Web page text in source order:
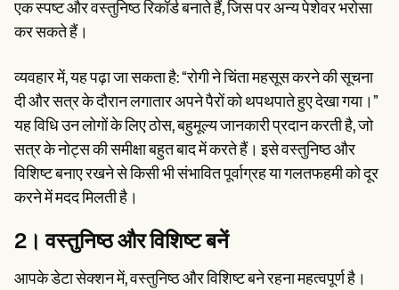
एक स्पष्ट और वस्तुनिष्ठ रिकॉर्ड बनाते हैं, जिस पर अन्य पेशेवर भरोसा
कर सकते हैं।
व्यवहार में, यह पढ़ा जा सकता है: “रोगी ने चिंता महसूस करने की सूचना
दी और सत्र के दौरान लगातार अपने पैरों को थपथपाते हुए देखा गया।”
यह विधि उन लोगों के लिए ठोस, बहुमूल्य जानकारी प्रदान करती है, जो
सत्र के नोट्स की समीक्षा बहुत बाद में करते हैं। इसे वस्तुनिष्ठ और
विशिष्ट बनाए रखने से किसी भी संभावित पूर्वाग्रह या गलतफहमी को दूर
करने में मदद मिलती है।
2। वस्तुनिष्ठ और विशिष्ट बनें
आपके डेटा सेक्शन में, वस्तुनिष्ठ और विशिष्ट बने रहना महत्वपूर्ण है।